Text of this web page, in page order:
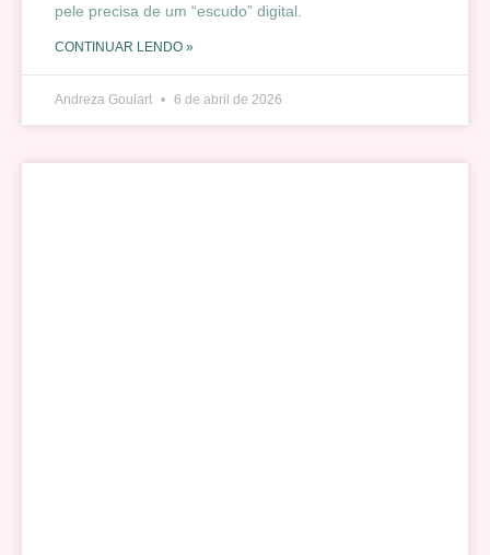
pele precisa de um “escudo” digital.
CONTINUAR LENDO »
Andreza Goulart 6 de abril de 2026